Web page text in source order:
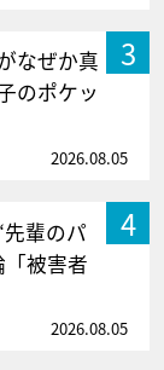
3
なぜか真
のポケッ
2026.08.05
4
輩のパ
被害者
2026.08.05